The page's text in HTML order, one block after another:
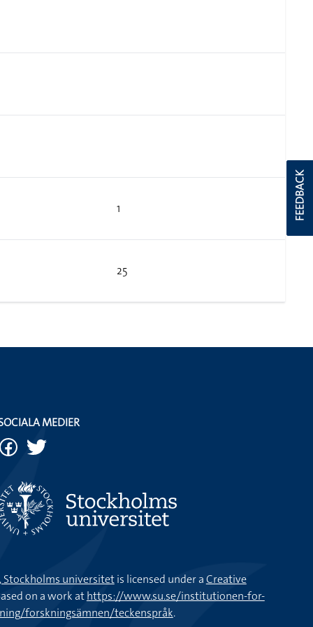
1
25
FEEDBACK
MEDIER
universitetis licensed under aCreative
on a work athttps://www.su.se/institutionen-for-
forskningsämnen/teckenspråk.